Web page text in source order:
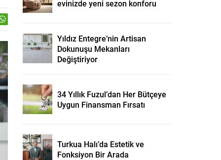
evinizde yeni sezon konforu
Yıldız Entegre’nin Artisan
Dokunuşu Mekanları
Değiştiriyor
34 Yıllık Fuzul’dan Her Bütçeye
Uygun Finansman Fırsatı
Turkua Halı’da Estetik ve
Fonksiyon Bir Arada